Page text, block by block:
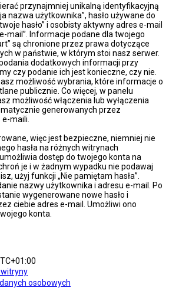
przynajmniej unikalną identyfikacyjną
nazwa użytkownika”, hasło używane do
hasło” i osobisty aktywny adres e-mail
mail”. Informacje podane dla twojego
są chronione przez prawa dotyczące
w państwie, w którym stoi nasz serwer.
dodatkowych informacji przy
czy podanie ich jest konieczne, czy nie.
możliwość wybrania, które informacje o
publicznie. Co więcej, w panelu
możliwość włączenia lub wyłączenia
generowanych przez
maili.
więc jest bezpieczne, niemniej nie
hasła na różnych witrynach
dostęp do twojego konta na
je i w żadnym wypadku nie podawaj
użyj funkcji „Nie pamiętam hasła”.
nazwy użytkownika i adresu e-mail. Po
wygenerowane nowe hasło i
ciebie adres e-mail. Umożliwi ono
konta.
osobowych